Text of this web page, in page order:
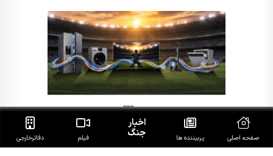
صفحه اصلی پربیننده ها
اخبار
جنگ فیلم دفاتر‌خارجی